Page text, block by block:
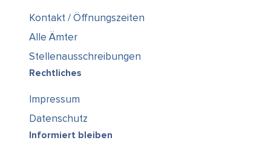
Kontakt / Öffnungszeiten
Alle Ämter
Stellenausschreibungen
Rechtliches
Impressum
Datenschutz
Informiert bleiben